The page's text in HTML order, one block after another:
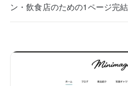
ン・飲食店のための1ページ完